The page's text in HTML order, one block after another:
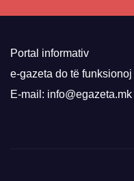
Portal informativ
e-gazeta do të
E-mail: info@egazeta.mk